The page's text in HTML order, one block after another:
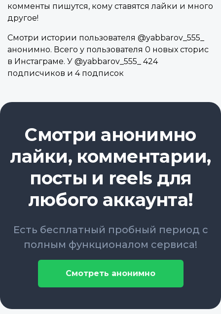
комменты пишутся, кому ставятся лайки и много
другое!
Смотри истории пользователя @yabbarov_555_
анонимно. Всего у пользователя 0 новых сторис
в Инстаграме. У @yabbarov_555_ 424
подписчиков и 4 подписок
Смотри анонимно
лайки, комментарии,
посты и reels для
любого аккаунта!
Есть бесплатный пробный период с
полным функционалом сервиса!
Смотреть анонимно